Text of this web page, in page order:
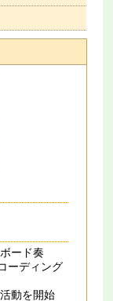
ード奏
ーディング
動を開始